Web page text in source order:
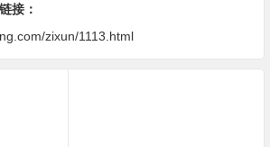
接：
zixun/1113.html